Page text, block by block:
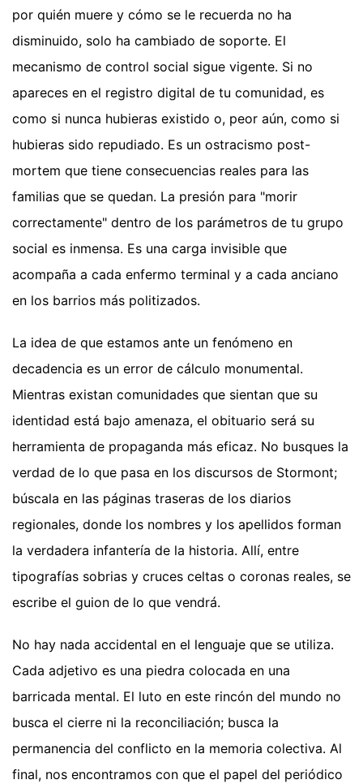
por quién muere y cómo se le recuerda no ha
disminuido, solo ha cambiado de soporte. El
mecanismo de control social sigue vigente. Si no
apareces en el registro digital de tu comunidad, es
como si nunca hubieras existido o, peor aún, como si
hubieras sido repudiado. Es un ostracismo post-
mortem que tiene consecuencias reales para las
familias que se quedan. La presión para "morir
correctamente" dentro de los parámetros de tu grupo
social es inmensa. Es una carga invisible que
acompaña a cada enfermo terminal y a cada anciano
en los barrios más politizados.
La idea de que estamos ante un fenómeno en
decadencia es un error de cálculo monumental.
Mientras existan comunidades que sientan que su
identidad está bajo amenaza, el obituario será su
herramienta de propaganda más eficaz. No busques la
verdad de lo que pasa en los discursos de Stormont;
búscala en las páginas traseras de los diarios
regionales, donde los nombres y los apellidos forman
la verdadera infantería de la historia. Allí, entre
tipografías sobrias y cruces celtas o coronas reales, se
escribe el guion de lo que vendrá.
No hay nada accidental en el lenguaje que se utiliza.
Cada adjetivo es una piedra colocada en una
barricada mental. El luto en este rincón del mundo no
busca el cierre ni la reconciliación; busca la
permanencia del conflicto en la memoria colectiva. Al
final, nos encontramos con que el papel del periódico